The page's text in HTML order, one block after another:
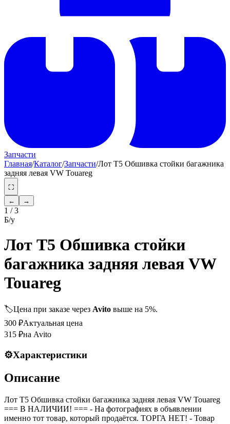
Запчасти
Главная/Каталог/Запчасти/Лот T5 Обшивка стойки багажника
задняя левая VW Touareg
⛶
←
→
1 /3
Б/у
Лот T5 Обшивка стойки
багажника задняя левая VW
Touareg
🏷️Цена при заказе через Avito выше на 5%.
300 ₽Актуальная цена
315 ₽на Avito
⚙️Характеристики
Описание
Лот T5 Обшивка стойки багажника задняя левая VW Touareg
=== B НАЛИЧИИ! === - На фотографиях в объявлении
именно тот товар, который продаётся. ТОРГА НЕТ! - Товар